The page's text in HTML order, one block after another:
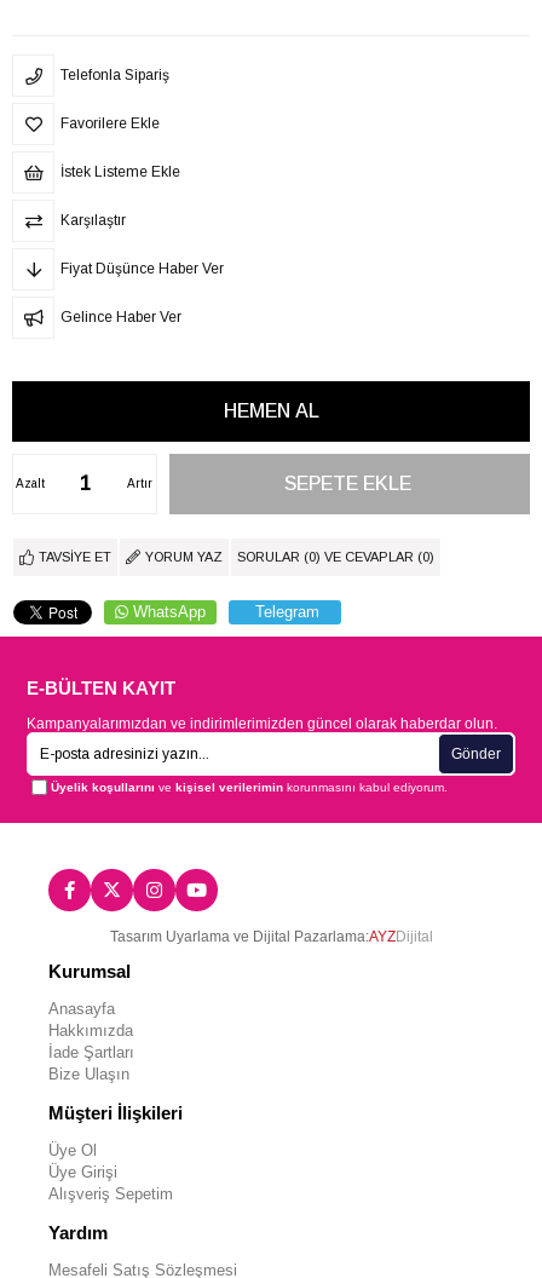
Telefonla Sipariş
Favorilere Ekle
İstek Listeme Ekle
Karşılaştır
Fiyat Düşünce Haber Ver
Gelince Haber Ver
Artır
Azalt
TAVSIYE ET YORUM YAZ SORULAR (0) VE CEVAPLAR (0)
WhatsApp Telegram
E-BÜLTEN KAYIT
Kampanyalarımızdan ve indirimlerimizden güncel olarak haberdar olun.
Gönder
Üyelik koşullarını vekişisel verilerimin korunmasını kabul ediyorum.
Tasarım Uyarlama ve Dijital Pazarlama:AYZDijital
Kurumsal
Anasayfa
Hakkımızda
İade Şartları
Bize Ulaşın
Müşteri İlişkileri
Üye Ol
Üye Girişi
Alışveriş Sepetim
Yardım
Mesafeli Satış Sözleşmesi